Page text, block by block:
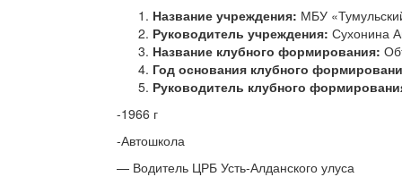
Название учреждения: МБУ
Руководитель учреждения: Сухонина
Название клубного формирования:
Год основания клубного
Руководитель клубного
-1966 г
-Автошкола
— Водитель ЦРБ Усть-Алданского улуса